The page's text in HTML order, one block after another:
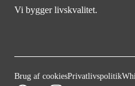
Vi bygger livskvalitet.
Brug af cookiesPrivatlivspolitik